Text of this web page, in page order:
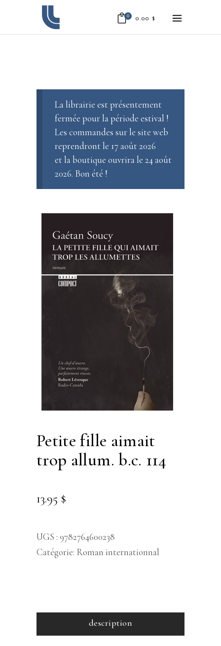
0 0.00 $
La librairie est présentement
fermée pour la période estival !
Les commandes sur le site web
reprendront le 17 août 2026
et la boutique ouvrira le 24 août
2026. Bon été !
petite fille aimait
trop allum. b.c. 114
13.95 $
UGS : 9782764600238
Catégorie: Roman internationnal
description